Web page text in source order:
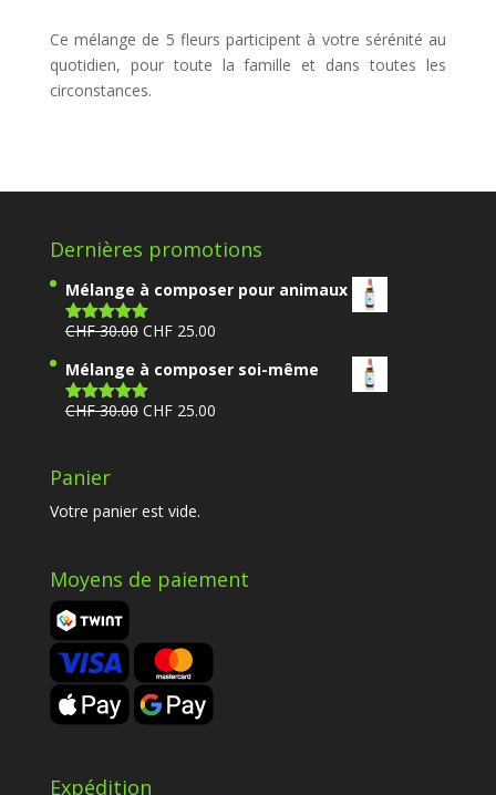
Ce mélange de 5 fleurs participent à votre sérénité au
quotidien, pour toute la famille et dans toutes les
circonstances.
Dernières promotions
Mélange à composer pour animaux
Note5.00
CHF30.00 Le
initial
était :
CHF25.00Le
actuel
est :
Mélange à composer soi-même
Note4.80
CHF30.00 Le
CHF 30.00.
CHF25.00Le
Panier
Votre panier est vide.
Moyens de paiement
Expédition